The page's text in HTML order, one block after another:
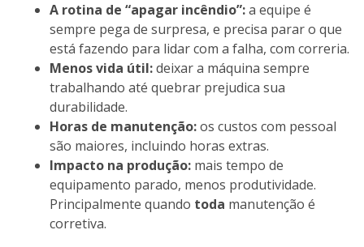
A rotina de “apagar incêndio”:a equipe é
sempre pega de surpresa, e precisa parar o que
está fazendo para lidar com a falha, com correria.
Menos vida útil:deixar a máquina sempre
trabalhando até quebrar prejudica sua
durabilidade.
Horas de manutenção:os custos com pessoal
são maiores, incluindo horas extras.
Impacto na produção: mais tempo de
equipamento parado, menos produtividade.
Principalmente quando toda manutenção é
corretiva.